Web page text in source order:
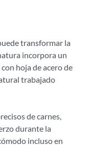
transformar la
incorpora un
hoja de acero de
trabajado
de carnes,
durante la
incluso en